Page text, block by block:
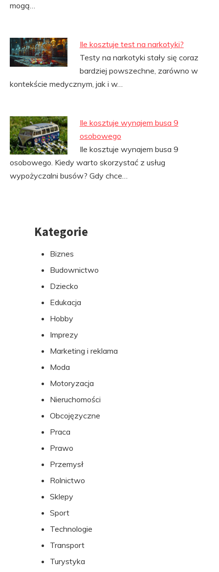
mogą…
Ile kosztuje test na narkotyki?
Testy na narkotyki stały się coraz
bardziej powszechne, zarówno w
kontekście medycznym, jak i w…
Ile kosztuje wynajem busa 9
osobowego
Ile kosztuje wynajem busa 9
osobowego. Kiedy warto skorzystać z usług
wypożyczalni busów? Gdy chce…
PrzejdźKategorie
Biznes
Budownictwo
Dziecko
Edukacja
Hobby
Imprezy
Marketing i reklama
Moda
Motoryzacja
Nieruchomości
Obcojęzyczne
Praca
Prawo
Przemysł
Rolnictwo
Sklepy
Sport
Technologie
Transport
Turystyka